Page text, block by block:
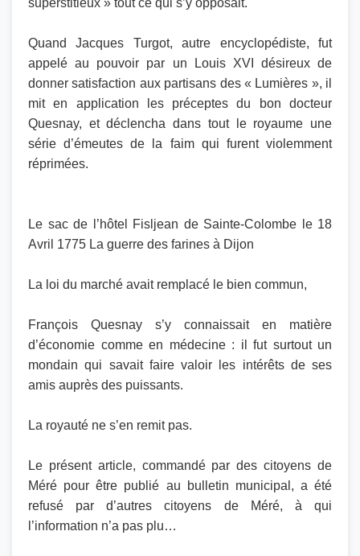
Quand Jacques Turgot, autre encyclopédiste, fut
appelé au pouvoir par un Louis XVI désireux de
donner satisfaction aux partisans des « Lumières », il
mit en application les préceptes du bon docteur
Quesnay, et déclencha dans tout le royaume une
série d’émeutes de la faim qui furent violemment
réprimées.
Le sac de l’hôtel Fisljean de Sainte-Colombe le 18
Avril 1775 La guerre des farines à Dijon
La loi du marché avait remplacé le bien commun,
François Quesnay s’y connaissait en matière
d’économie comme en médecine : il fut surtout un
mondain qui savait faire valoir les intérêts de ses
amis auprès des puissants.
La royauté ne s’en remit pas.
Le présent article, commandé par des citoyens de
Méré pour être publié au bulletin municipal, a été
refusé par d’autres citoyens de Méré, à qui
l’information n’a pas plu…